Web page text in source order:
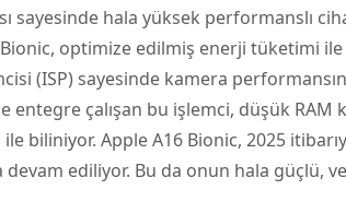
sayesinde hala yüksek performanslı
optimize edilmiş enerji tüketimi
(ISP) sayesinde kamera
entegre çalışan bu işlemci, düşük RAM
biliniyor. Apple A16 Bionic, 2025
devam ediliyor. Bu da onun hala güçlü,